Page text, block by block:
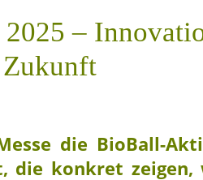
–
die BioBall-
die konkret zeigen,